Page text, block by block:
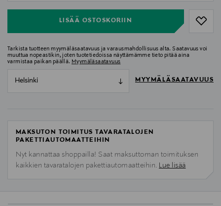
LISÄÄ OSTOSKORIIN
Tarkista tuotteen myymäläsaatavuus ja varausmahdollisuus alta. Saatavuus voi
muuttua nopeastikin, joten tuotetiedoissa näyttämämme tieto pitää aina
varmistaa paikan päällä. Myymäläsaatavuus
Helsinki MYYMÄLÄSAATAVUUS
MAKSUTON TOIMITUS TAVARATALOJEN
PAKETTIAUTOMAATTEIHIN
Nyt kannattaa shoppailla! Saat maksuttoman toimituksen
kaikkien tavaratalojen pakettiautomaatteihin. Lue lisää